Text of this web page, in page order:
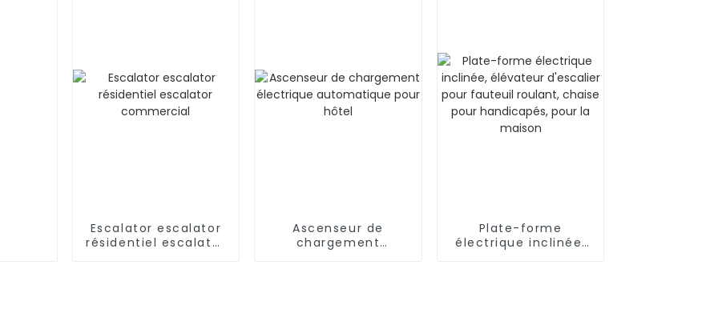
Escalator escalator
résidentiel escalator
Ascenseur de
chargement
Plate-forme
électrique inclinée,